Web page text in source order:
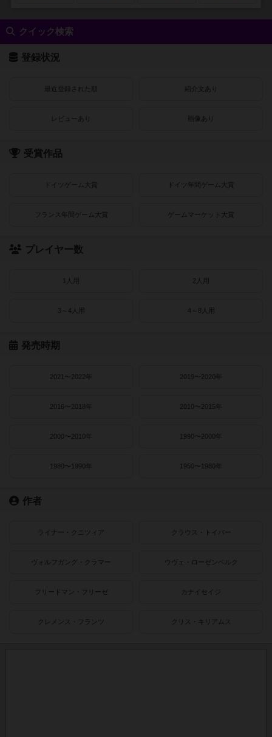
クイック検索
登録状況
最近登録された順 紹介文あり
レビューあり 画像あり
受賞作品
ドイツゲーム大賞 ドイツ年間ゲーム大賞
フランス年間ゲーム大賞 ゲームマーケット大賞
プレイヤー数
1人用 2人用
3～4人用 4～8人用
発売時期
2021〜2022年 2019〜2020年
2016〜2018年 2010〜2015年
2000〜2010年 1990〜2000年
1980〜1990年 1950〜1980年
作者
ライナー・クニツィア クラウス・トイバー
ヴォルフガング・クラマー ウヴェ・ローゼンベルク
フリードマン・フリーゼ カナイセイジ
クレメンス・フランツ クリス・キリアムス